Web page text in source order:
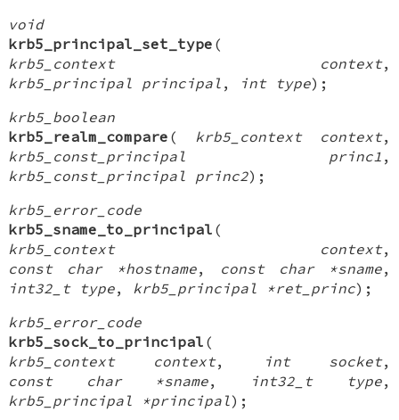
void
krb5_principal_set_type (
krb5_context context,
krb5_principal principal , int type);
krb5_boolean
krb5_realm_compare ( krb5_context context,
krb5_const_principal princ1 ,
krb5_const_principal princ2);
krb5_error_code
krb5_sname_to_principal (
krb5_context context,
const char *hostname, const char *sname,
int32_t type, krb5_principal *ret_princ);
krb5_error_code
krb5_sock_to_principal (
krb5_context context, int socket,
const char *sname, int32_t type,
krb5_principal *principal );